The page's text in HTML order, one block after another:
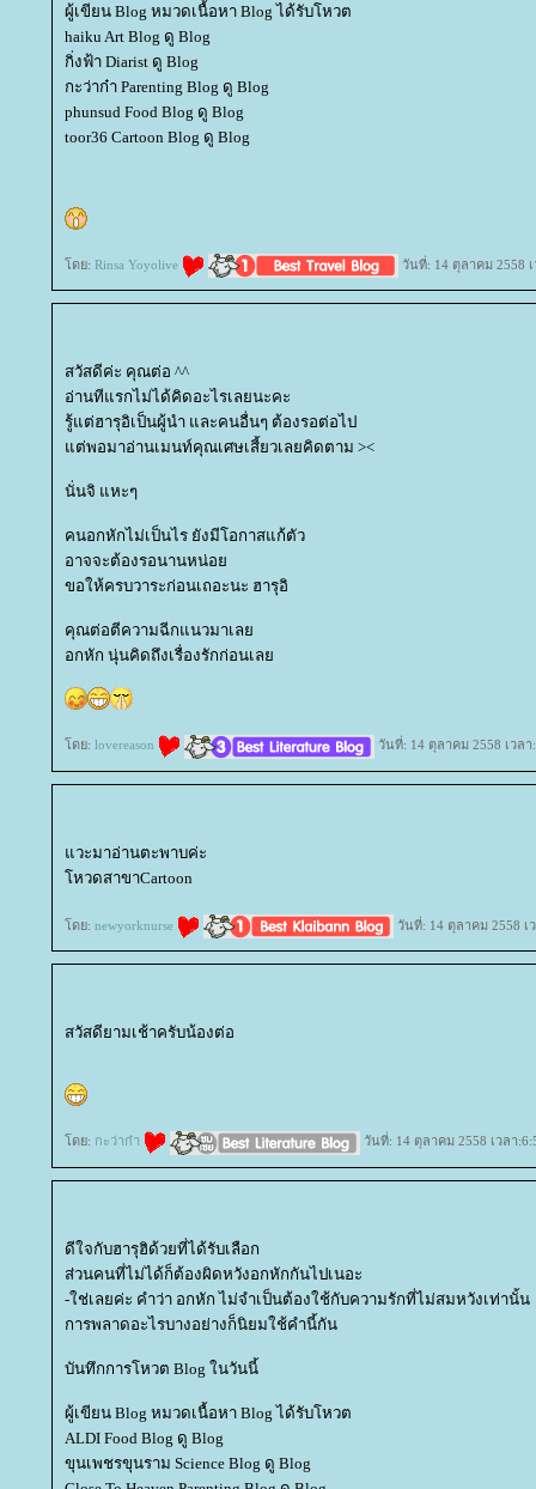
ผู้เขียน Blog หมวดเนื้อหา Blog ได้รับโหวต
haiku Art Blog ดู Blog
กิ่งฟ้า Diarist ดู Blog
กะว่าก๋า Parenting Blog ดู Blog
phunsud Food Blog ดู Blog
toor36 Cartoon Blog ดู Blog
ดย: Rinsa Yoyolive วันที่: 14 ตุลาคม 2558
สวัสดีค่ะ คุณต่อ ^^
อ่านทีแรกไม่ได้คิดอะไรเลยนะคะ
รู้แต่ฮารุอิเป็นผู้นำ และคนอื่นๆ ต้องรอต่อไป
ต่พอมาอ่านเมนท์คุณเศษเสี้ยวเลยคิดตาม ><
นั่นจิ แหะๆ
คนอกหักไม่เป็นไร ยังมีโอกาสแก้ตัว
อาจจะต้องรอนานหน่อ
ขอให้ครบวาระก่อนเถอะนะ ฮารุอิ
คุณต่อตีความฉีกแนวมาเล
อกหัก นุ่นคิดถึงเรื่องรักก่อนเล
ดย: lovereason วันที่: 14 ตุลาคม 2558 เวลา
วะมาอ่านตะพาบค่ะ
หวดสาขาCartoon
ดย: newyorknurse วันที่: 14 ตุลาคม 2558 เ
สวัสดียามเช้าครับน้องต่อ
ดย: กะว่าก๋า วันที่: 14 ตุลาคม 2558 เวลา
ดีใจกับฮารุฮิด้วยที่ได้รับเลือก
ส่วนคนที่ไม่ได้ก็ต้องผิดหวังอกหักกันไปเนอะ
-ใช่เลยค่ะ คำว่า อกหัก ไม่จำเป็นต้องใช้กับความรักที่ไม่สมหวังเท่านั้น
การพลาดอะไรบางอย่างก็นิยมใช้คำนี้กัน
บันทึกการโหวต Blog ในวันนี้
ผู้เขียน Blog หมวดเนื้อหา Blog ได้รับโหวต
ALDI Food Blog ดู Blog
ขุนเพชรขุนราม Science Blog ดู Blog